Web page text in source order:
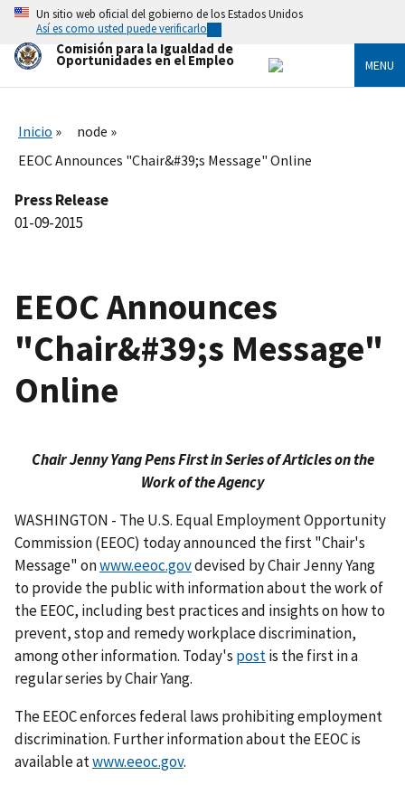
Skip
main
content
Un sitio web oficial del gobierno de los Estados Unidos
Así es como usted puede verificarlo
Comisión para la Igualdad de
Oportunidades en el Empleo MENU
Inicio
node
EEOC Announces "Chair&#39;s Message" Online
Press Release
01-09-2015
EEOC Announces
"Chair&#39;s Message"
Online
Chair Jenny Yang Pens First in Series of Articles on the
Work of the Agency
WASHINGTON - The U.S. Equal Employment Opportunity
Commission (EEOC) today announced the first "Chair's
Message" onwww.eeoc.govdevised by Chair Jenny Yang
to provide the public with information about the work of
the EEOC, including best practices and insights on how to
prevent, stop and remedy workplace discrimination,
among other information. Today's postis the first in a
regular series by Chair Yang.
The EEOC enforces federal laws prohibiting employment
discrimination. Further information about the EEOC is
available atwww.eeoc.gov.